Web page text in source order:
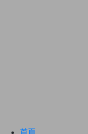
首頁